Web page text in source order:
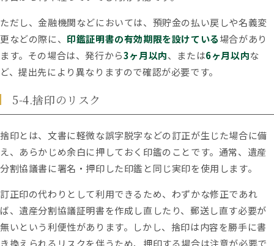
ただし、金融機関などにおいては、預貯金の払い戻しや名義変
更などの際に、 印鑑証明書の有効期限を設けている場合があり
ます。その場合は、発行から3ヶ月以内、または6ヶ月以内な
ど、提出先により異なりますので確認が必要です。
5-4.捨印のリスク
捨印とは、文書に軽微な誤字脱字などの訂正が生じた場合に備
え、あらかじめ余白に押しておく印鑑のことです。通常、遺産
分割協議書に署名・押印した印鑑と同じ実印を使用します。
訂正印の代わりとして利用できるため、わずかな修正であれ
ば、遺産分割協議証明書を作成し直したり、郵送し直す必要が
無いという利便性があります。しかし、捨印は内容を勝手に書
き換えられるリスクを伴うため、押印する場合は注意が必要で